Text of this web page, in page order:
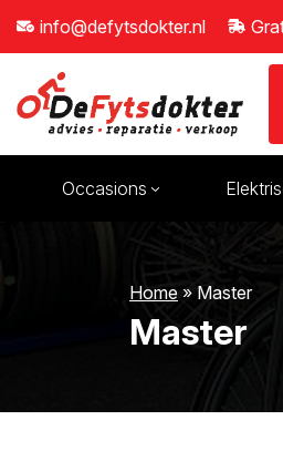
info@defytsdokter.nl
Occasions
Tassen/manden
Sloten
Home » Master
Master